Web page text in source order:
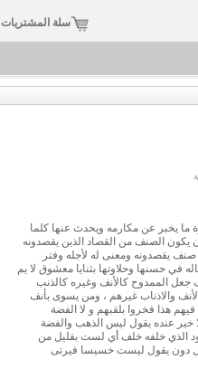
سلة المشتريات
ما يخبر عن مكارمه ويحدث عنها كلما
يكون الصنف من القصاد الذين يقصدونه
يقصدونه ومعنى له لأجله وفتر
في حسنها وحلاوتها بثنايا معشوق لا يم
الممدوح كالأنف وغيره كالذنب
والاذناب غيرهم ، ومن يسوى بأنف
فيهم هذا فخروا بلقبهم و لا الفضة
خير عنده يقول ليس الذهب والفضة
الذي خلفه خلف أي لست بقليل من
دون يقول ليست خسيسا فيرتى